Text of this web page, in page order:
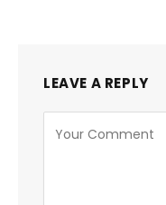
LEAVE A REPLY